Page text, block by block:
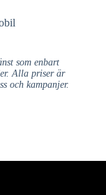
som enbart
Alla priser är
och kampanjer.